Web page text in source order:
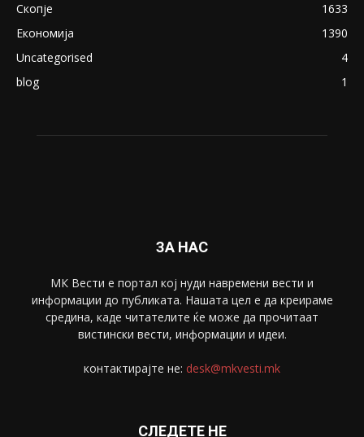
Скопје
1633
Економија
1390
Uncategorised
4
blog
1
ЗА НАС
МК Вести е портал коj нуди навремени вести и
информации до публиката. Нашата цел е да креираме
средина, каде читателите ќе може да прочитаат
вистински вести, информации и идеи.
контактирајте не: desk@mkvesti.mk
СЛЕДЕТЕ НЕ